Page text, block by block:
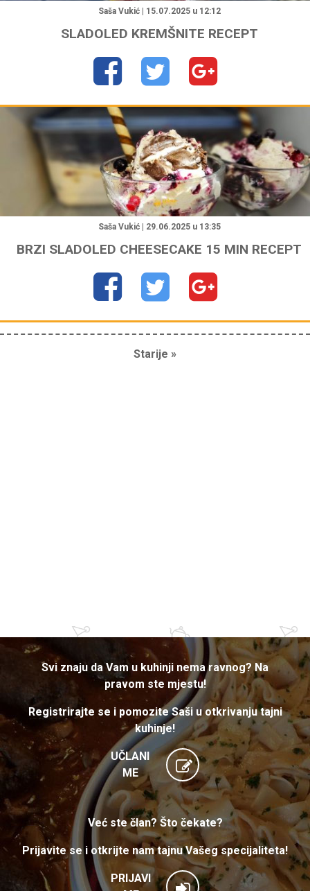
Saša Vukić | 15.07.2025 u 12:12
SLADOLED KREMŠNITE RECEPT
"
Saša Vukić | 29.06.2025 u 13:35
BRZI SLADOLED CHEESECAKE 15 MIN RECEPT
Starije »
Svi znaju da Vam u kuhinji nema ravnog? Na
pravom ste mjestu!
Registrirajte se i pomozite Saši u otkrivanju tajni
kuhinje!
UČLANI
ME
Već ste član? Što čekate?
Prijavite se i otkrijte nam tajnu Vašeg specijaliteta!
PRIJAVI